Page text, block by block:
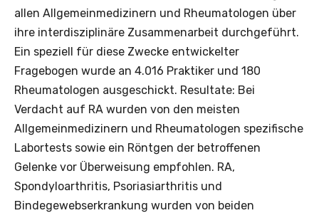
allen Allgemeinmedizinern und Rheumatologen über
ihre interdisziplinäre Zusammenarbeit durchgeführt.
Ein speziell für diese Zwecke entwickelter
Fragebogen wurde an 4.016 Praktiker und 180
Rheumatologen ausgeschickt. Resultate: Bei
Verdacht auf RA wurden von den meisten
Allgemeinmedizinern und Rheumatologen spezifische
Labortests sowie ein Röntgen der betroffenen
Gelenke vor Überweisung empfohlen. RA,
Spondyloarthritis, Psoriasiarthritis und
Bindegewebserkrankung wurden von beiden